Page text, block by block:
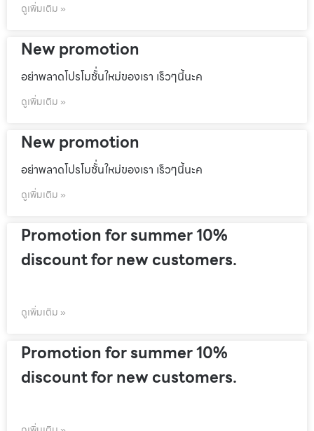
ดูเพิ่มเติม »
New promotion
อย่าพลาดโปรโมชั้่นใหม่ของเรา เร็วๆนี้นะค
ดูเพิ่มเติม »
New promotion
อย่าพลาดโปรโมชั้่นใหม่ของเรา เร็วๆนี้นะค
ดูเพิ่มเติม »
Promotion for summer 10%
discount for new customers.
ดูเพิ่มเติม »
Promotion for summer 10%
discount for new customers.